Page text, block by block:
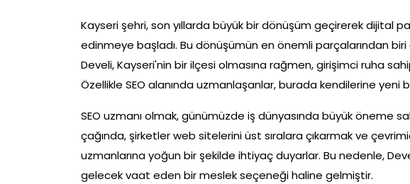
Kayseri şehri, son yıllarda büyük bir dönüşüm geçirerek dijital
edinmeye başladı. Bu dönüşümün en önemli parçalarından biri
Develi, Kayseri'nin bir ilçesi olmasına rağmen, girişimci ruha
Özellikle SEO alanında uzmanlaşanlar, burada kendilerine yeni
SEO uzmanı olmak, günümüzde iş dünyasında büyük öneme
çağında, şirketler web sitelerini üst sıralara çıkarmak ve
uzmanlarına yoğun bir şekilde ihtiyaç duyarlar. Bu nedenle,
gelecek vaat eden bir meslek seçeneği haline gelmiştir.